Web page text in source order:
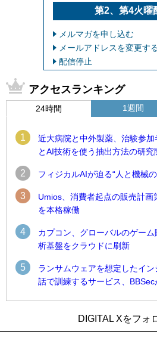
第2、第4火曜
メルマガを申し込む
メールアドレスを変更す
配信停止
アクセスランキング
24時間
1
近大病院と中外製薬、治験参
とAI技術を使う抽出方法の研究
2 フィジカルAIが迫る“人と機械
3
Umios、消費者起点の販売計画
を本格稼働
4
カプコン、グローバルのゲー
析基盤をクラウドに刷新
5
ランサムウェアを想定したイ
話で訓練するサービス、BBSec
1週間
合基盤を本格稼働DIGITAL Xをフォ